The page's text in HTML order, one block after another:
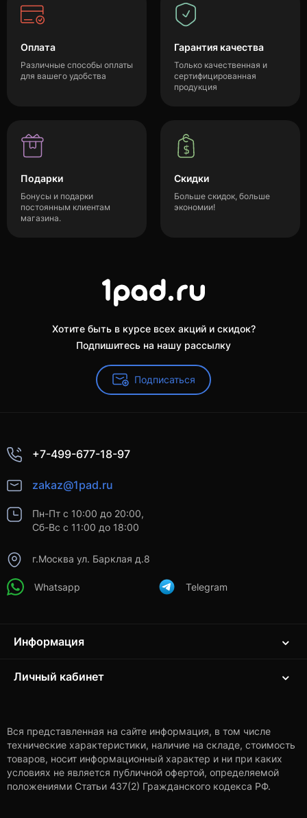
Оплата
Различные способы оплаты
для вашего удобства
Гарантия качества
Только качественная и
сертифицированная
продукция
Подарки
Бонусы и подарки
постоянным клиентам
магазина.
Скидки
Больше скидок, больше
экономии!
Хотите быть в курсе всех акций и скидок?
Подпишитесь на нашу рассылку
Подписаться
+7-499-677-18-97
zakaz@1pad.ru
Пн-Пт с 10:00 до 20:00,
Сб-Вс с 11:00 до 18:00
г.Москва ул. Барклая д.8
Whatsapp Telegram
Информация
Личный кабинет
Вся представленная на сайте информация, в том числе
технические характеристики, наличие на складе, стоимость
товаров, носит информационный характер и ни при каких
условиях не является публичной офертой, определяемой
положениями Статьи 437(2) Гражданского кодекса РФ.